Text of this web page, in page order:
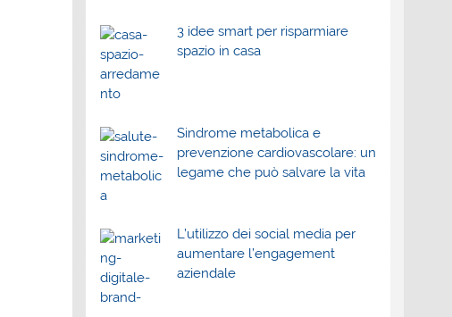
3 idee smart per risparmiare
spazio in casa
Sindrome metabolica e
prevenzione cardiovascolare: un
legame che può salvare la vita
L’utilizzo dei social media per
aumentare l’engagement
aziendale